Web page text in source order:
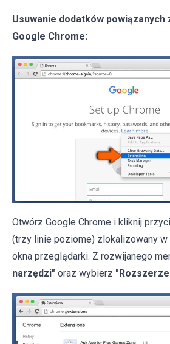
Usuwanie dodatków powiązanych
Google Chrome:
Otwórz Google Chrome i kliknij
(trzy linie poziome) zlokalizowany w
okna przeglądarki. Z rozwijanego
narzędzi" oraz wybierz